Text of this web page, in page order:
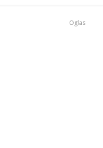
Oglas